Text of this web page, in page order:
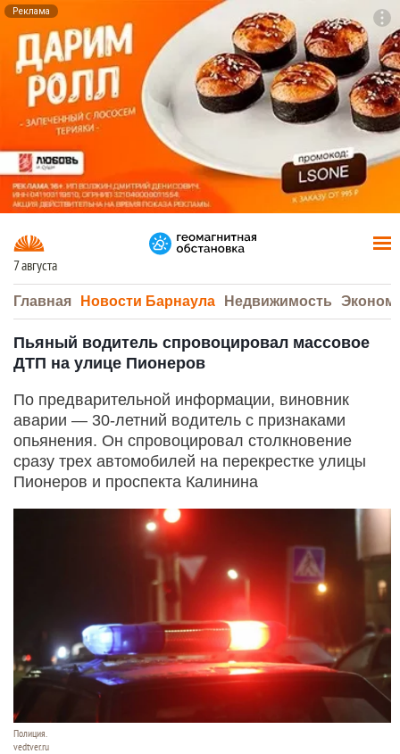
Реклама
7 августа
Главная Новости Барнаула Недвижимость
Пьяный водитель спровоцировал массовое
ДТП на улице Пионеров
По предварительной информации, виновник
аварии — 30-летний водитель с признаками
опьянения. Он спровоцировал столкновение
сразу трех автомобилей на перекрестке улицы
Пионеров и проспекта Калинина
Полиция.
vedtver.ru